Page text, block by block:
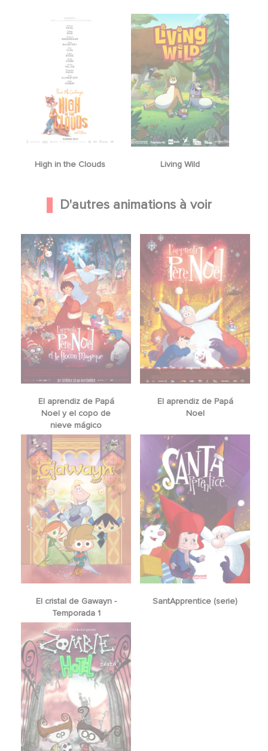
High in the Clouds Living Wild
D'autres animations à voir
El aprendiz de Papá
Noel y el copo de
nieve mágico
El aprendiz de Papá
Noel
El cristal de Gawayn -
Temporada 1
SantApprentice (serie)